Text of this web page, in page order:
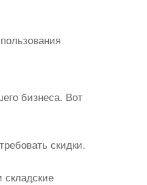
бизнеса. Вот
скидки.